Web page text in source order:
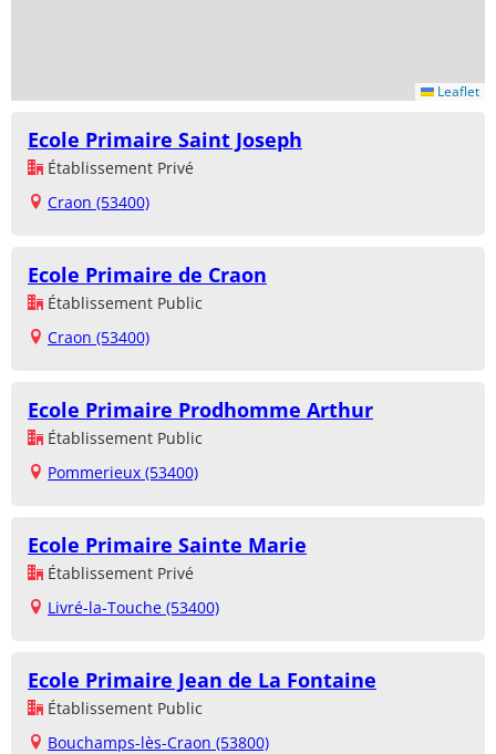
Leaflet
Ecole Primaire Saint Joseph
Établissement Privé
Craon (53400)
Ecole Primaire de Craon
Établissement Public
Craon (53400)
Ecole Primaire Prodhomme Arthur
Établissement Public
Pommerieux (53400)
Ecole Primaire Sainte Marie
Établissement Privé
Livré-la-Touche (53400)
Ecole Primaire Jean de La Fontaine
Établissement Public
Bouchamps-lès-Craon (53800)